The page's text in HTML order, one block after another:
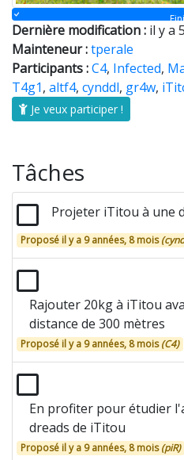
Fini
Dernière modification : il y a
Mainteneur :tperale
Participants :C4, Infected,
T4g1, altf4, cynddl, gr4w,
Je veux participer !
Tâches
Projeter iTitou à une
Proposé il y a 9 années, 8 mois
Rajouter 20kg à iTitou
distance de 300 mètres
Proposé il y a 9 années, 8 mois(C4)
En profiter pour étudier
dreads de iTitou
Proposé il y a 9 années, 8 mois(piR)